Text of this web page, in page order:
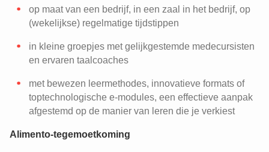
op maat van een bedrijf, in een zaal in het bedrijf, op
(wekelijkse) regelmatige tijdstippen
in kleine groepjes met gelijkgestemde medecursisten
en ervaren taalcoaches
met bewezen leermethodes, innovatieve formats of
toptechnologische e-modules, een effectieve aanpak
afgestemd op de manier van leren die je verkiest
Alimento-tegemoetkoming